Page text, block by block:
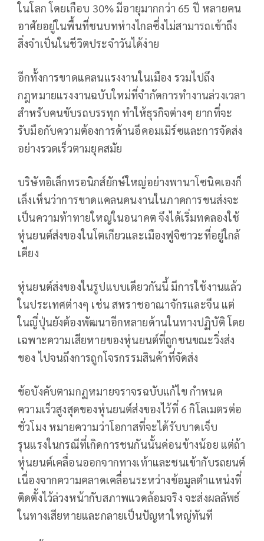
ในโลก โดยเกือบ 30% มีอายุมากกว่า 65 ปี หลายคน
อาศัยอยู่ในพื้นที่ชนบทห่างไกลซึ่งไม่สามารถเข้าถึง
สิ่งจำเป็นในชีวิตประจำวันได้ง่าย
อีกทั้งการขาดแคลนแรงงานในเมือง รวมไปถึง
กฎหมายแรงงานฉบับใหม่ที่จำกัดการทำงานล่วงเวลา
สำหรับคนขับรถบรรทุก ทำให้ธุรกิจต่างๆ ยากที่จะ
รับมือกับความต้องการด้านอีคอมเมิร์ซและการจัดส่ง
อย่างรวดเร็วตามยุคสมัย
บริษัทอิเล็กทรอนิกส์ยักษ์ใหญ่อย่างพานาโซนิคเองก็
เล็งเห็นว่าการขาดแคลนคนงานในภาคการขนส่งจะ
เป็นความท้าทายใหญ่ในอนาคต จึงได้เริ่มทดลองใช้
หุ่นยนต์ส่งของในโตเกียวและเมืองฟูจิซาวะที่อยู่ใกล้
เคียง
หุ่นยนต์ส่งของในรูปแบบเดียวกันนี้ มีการใช้งานแล้ว
ในประเทศต่างๆ เช่น สหราชอาณาจักรและจีน แต่
ในญี่ปุ่นยังต้องพัฒนาอีกหลายด้านในทางปฏิบัติ โดย
เฉพาะความเสียหายของหุ่นยนต์ที่ถูกชนขณะวิ่งส่ง
ของ ไปจนถึงการถูกโจรกรรมสินค้าที่จัดส่ง
ข้อบังคับตามกฏหมายจราจรฉบับแก้ไข กำหนด
ความเร็วสูงสุดของหุ่นยนต์ส่งของไว้ที่ 6 กิโลเมตรต่อ
ชั่วโมง หมายความว่าโอกาสที่จะได้รับบาดเจ็บ
รุนแรงในกรณีที่เกิดการชนกันนั้นค่อนข้างน้อย แต่ถ้า
หุ่นยนต์เคลื่อนออกจากทางเท้าและชนเข้ากับรถยนต์
เนื่องจากความคลาดเคลื่อนระหว่างข้อมูลตำแหน่งที่
ติดตั้งไว้ล่วงหน้ากับสภาพแวดล้อมจริง จะส่งผลลัพธ์
ในทางเสียหายและกลายเป็นปัญหาใหญ่ทันที